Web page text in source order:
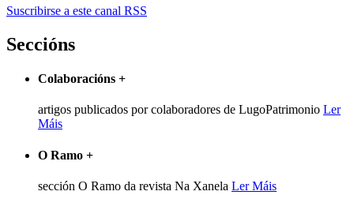
Suscribirse a este canal RSS
Seccións
Colaboracións +
artigos publicados por colaboradores de LugoPatrimonio Ler
Máis
O Ramo +
sección O Ramo da revista Na Xanela Ler Máis